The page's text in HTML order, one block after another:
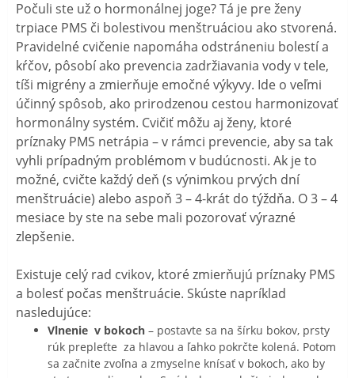
Počuli ste už o hormonálnej joge? Tá je pre ženy
trpiace PMS či bolestivou menštruáciou ako stvorená.
Pravidelné cvičenie napomáha odstráneniu bolestí a
kŕčov, pôsobí ako prevencia zadržiavania vody v tele,
tíši migrény a zmierňuje emočné výkyvy. Ide o veľmi
účinný spôsob, ako prirodzenou cestou harmonizovať
hormonálny systém. Cvičiť môžu aj ženy, ktoré
príznaky PMS netrápia – v rámci prevencie, aby sa tak
vyhli prípadným problémom v budúcnosti. Ak je to
možné, cvičte každý deň (s výnimkou prvých dní
menštruácie) alebo aspoň 3 – 4-krát do týždňa. O 3 – 4
mesiace by ste na sebe mali pozorovať výrazné
zlepšenie.
Existuje celý rad cvikov, ktoré zmierňujú príznaky PMS
a bolesť počas menštruácie. Skúste napríklad
nasledujúce:
Vlnenie v bokoch – postavte sa na šírku bokov, prsty
rúk prepleťte za hlavou a ľahko pokrčte kolená. Potom
sa začnite zvoľna a zmyselne knísať v bokoch, ako by